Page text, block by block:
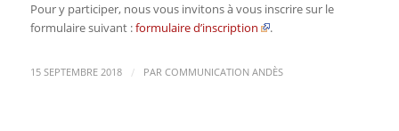
Pour y participer, nous vous invitons à vous inscrire sur le
formulaire suivant :formulaire d’inscription .
15 SEPTEMBRE 2018 / PAR COMMUNICATION ANDÈS